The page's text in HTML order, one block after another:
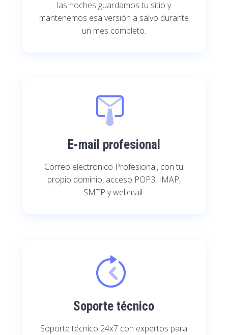
las noches guardamos tu sitio y
mantenemos esa versión a salvo durante
un mes completo.
E-mail profesional
Correo electronico Profesional, con tu
propio dominio, acceso POP3, IMAP,
SMTP y webmail.
Soporte técnico
Soporte técnico 24x7 con expertos para